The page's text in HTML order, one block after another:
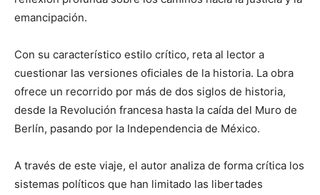
emancipación.
Con su característico estilo crítico, reta al lector a
cuestionar las versiones oficiales de la historia. La obra
ofrece un recorrido por más de dos siglos de historia,
desde la Revolución francesa hasta la caída del Muro de
Berlín, pasando por la Independencia de México.
A través de este viaje, el autor analiza de forma crítica los
sistemas políticos que han limitado las libertades